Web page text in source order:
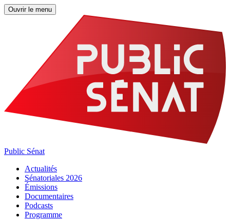
Ouvrir le menu
Public Sénat
Actualités
Sénatoriales 2026
Émissions
Documentaires
Podcasts
Programme